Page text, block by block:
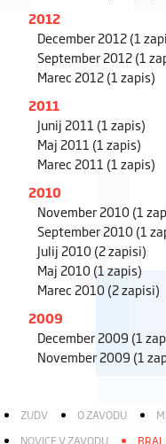
2012
December 2012(1
September 2012(1
Marec 2012(1 zapis)
2011
Junij 2011 (1 zapis)
Maj 2011 (1 zapis)
Marec 2011 (1 zapis)
2010
November 2010(1
September 2010(1
Julij 2010(2 zapisi)
Maj 2010(1 zapis)
Marec 2010(2 zapisi)
2009
December 2009 (1
November 2009 (1
ZUDV O ZAVODU
NOVICE V ZAVODU